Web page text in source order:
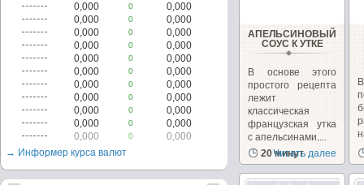
АПЕЛЬСИНОВЫЙ
СОУС К УТКЕ
В основе этого
простого рецепта
лежит
классическая
французская утка
с апельсинами,...
20 минут
Читать далее
0,000
0
0,000
0,000
0
0,000
0,000
0
0,000
0,000
0
0,000
0,000
0
0,000
0,000
0
0,000
0,000
0
0,000
0,000
0
0,000
0,000
0
0,000
0,000
0
0,000
0,000
0
0,000
→ Информер курса валют